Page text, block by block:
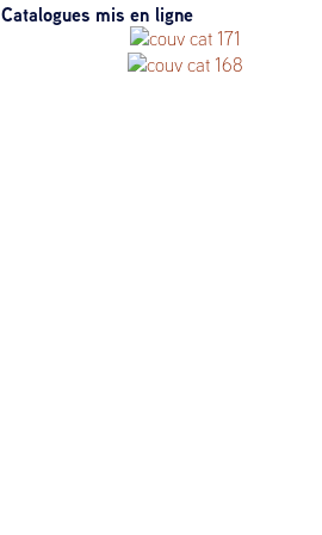
Catalogues mis en ligne
n°171 Sciences anciennes & occultes